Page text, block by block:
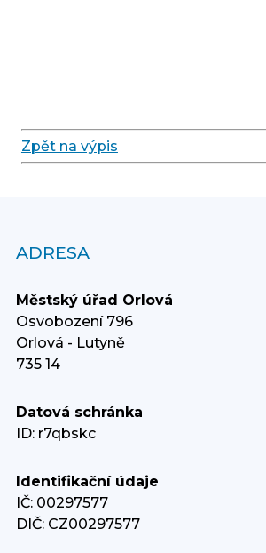
Zpět na výpis
ADRESA
Městský úřad Orlová
Osvobození 796
Orlová - Lutyně
735 14
Datová schránka
ID: r7qbskc
Identifikační údaje
IČ: 00297577
DIČ: CZ00297577